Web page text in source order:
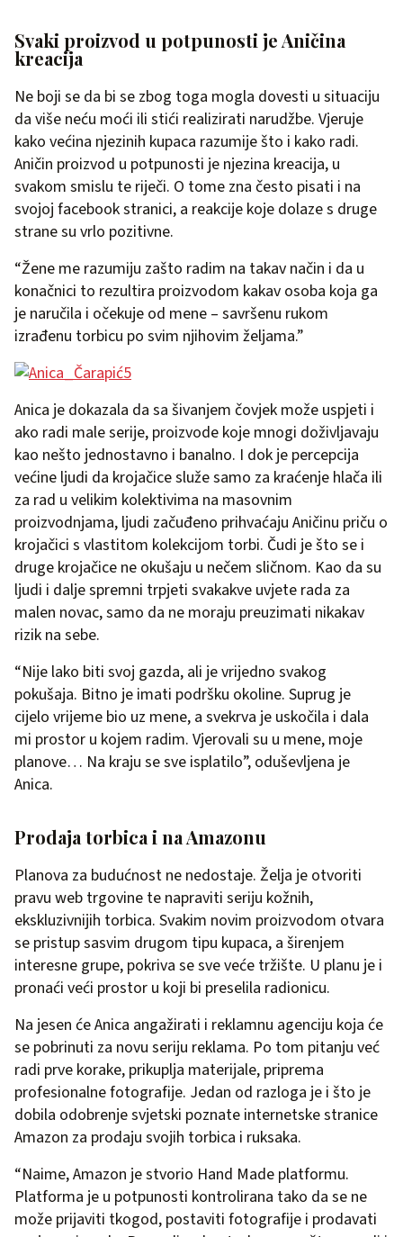
Svaki proizvod u potpunosti je Aničina
kreacija
Ne boji se da bi se zbog toga mogla dovesti u situaciju
da više neću moći ili stići realizirati narudžbe. Vjeruje
kako većina njezinih kupaca razumije što i kako radi.
Aničin proizvod u potpunosti je njezina kreacija, u
svakom smislu te riječi. O tome zna često pisati i na
svojoj facebook stranici, a reakcije koje dolaze s druge
strane su vrlo pozitivne.
“Žene me razumiju zašto radim na takav način i da u
konačnici to rezultira proizvodom kakav osoba koja ga
je naručila i očekuje od mene – savršenu rukom
izrađenu torbicu po svim njihovim željama.”
Anica je dokazala da sa šivanjem čovjek može uspjeti i
ako radi male serije, proizvode koje mnogi doživljavaju
kao nešto jednostavno i banalno. I dok je percepcija
većine ljudi da krojačice služe samo za kraćenje hlača ili
za rad u velikim kolektivima na masovnim
proizvodnjama, ljudi začuđeno prihvaćaju Aničinu priču o
krojačici s vlastitom kolekcijom torbi. Čudi je što se i
druge krojačice ne okušaju u nečem sličnom. Kao da su
ljudi i dalje spremni trpjeti svakakve uvjete rada za
malen novac, samo da ne moraju preuzimati nikakav
rizik na sebe.
“Nije lako biti svoj gazda, ali je vrijedno svakog
pokušaja. Bitno je imati podršku okoline. Suprug je
cijelo vrijeme bio uz mene, a svekrva je uskočila i dala
mi prostor u kojem radim. Vjerovali su u mene, moje
planove… Na kraju se sve isplatilo”, oduševljena je
Anica.
Prodaja torbica i na Amazonu
Planova za budućnost ne nedostaje. Želja je otvoriti
pravu web trgovine te napraviti seriju kožnih,
ekskluzivnijih torbica. Svakim novim proizvodom otvara
se pristup sasvim drugom tipu kupaca, a širenjem
interesne grupe, pokriva se sve veće tržište. U planu je i
pronaći veći prostor u koji bi preselila radionicu.
Na jesen će Anica angažirati i reklamnu agenciju koja će
se pobrinuti za novu seriju reklama. Po tom pitanju već
radi prve korake, prikuplja materijale, priprema
profesionalne fotografije. Jedan od razloga je i što je
dobila odobrenje svjetski poznate internetske stranice
Amazon za prodaju svojih torbica i ruksaka.
“Naime, Amazon je stvorio Hand Made platformu.
Platforma je u potpunosti kontrolirana tako da se ne
može prijaviti tkogod, postaviti fotografije i prodavati